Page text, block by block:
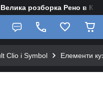
розборка Рено в
Clio і Symbol Елементи